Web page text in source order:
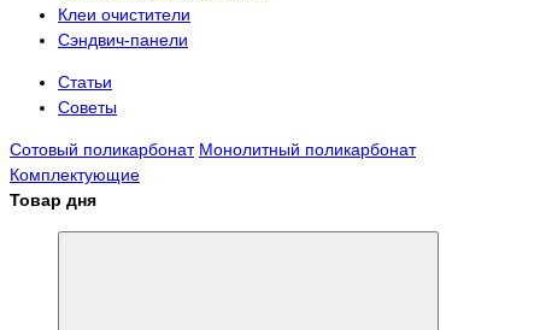
Клеи очистители
Сэндвич-панели
Статьи
Советы
Сотовый поликарбонат Монолитный поликарбонат
Комплектующие
Товар дня